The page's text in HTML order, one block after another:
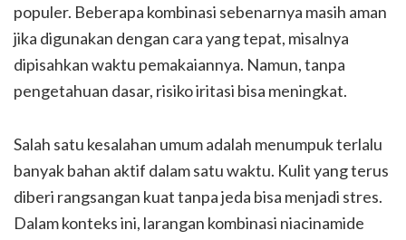
populer. Beberapa kombinasi sebenarnya masih aman
jika digunakan dengan cara yang tepat, misalnya
dipisahkan waktu pemakaiannya. Namun, tanpa
pengetahuan dasar, risiko iritasi bisa meningkat.
Salah satu kesalahan umum adalah menumpuk terlalu
banyak bahan aktif dalam satu waktu. Kulit yang terus
diberi rangsangan kuat tanpa jeda bisa menjadi stres.
Dalam konteks ini, larangan kombinasi niacinamide